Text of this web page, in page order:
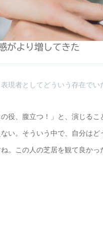
がより増してきた
者としてどういう存在でい
役、腹立つ！」と、演じる
い。そういう中で、自分はど
。この人の芝居を観て良か